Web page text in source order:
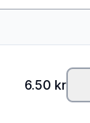
6.50 kr